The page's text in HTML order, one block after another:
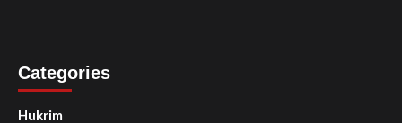
Categories
Hukrim